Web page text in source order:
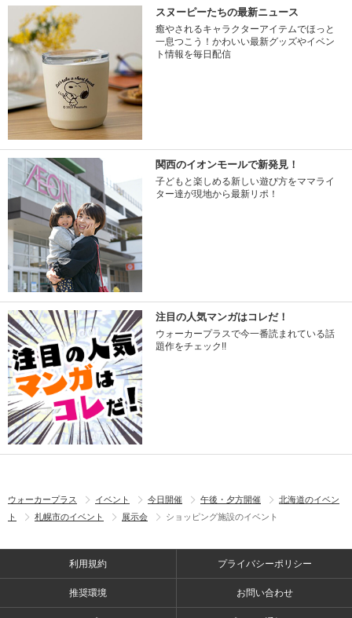
スヌーピーたちの最新ニュース
癒やされるキャラクターアイテムでほっと
一息つこう！かわいい最新グッズやイベン
ト情報を毎日配信
関西のイオンモールで新発見！
子どもと楽しめる新しい遊び方をママライ
ター達が現地から最新リポ！
注目の人気マンガはコレだ！
ウォーカープラスで今一番読まれている話
題作をチェック!!
ウォーカープラス イベント 今日開催 午後・夕方開催
北海道のイベン
ト
札幌市のイベント 展示会 ショッピング施設のイベント
利用規約 プライバシーポリシー
推奨環境 お問い合わせ